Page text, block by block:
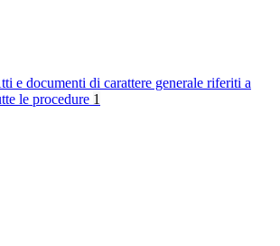
e documenti di carattere generale riferiti a
le procedure 1